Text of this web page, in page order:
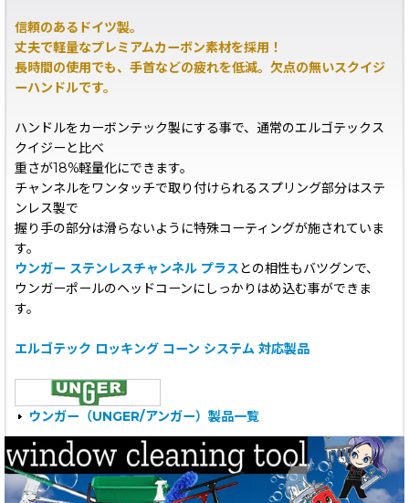
信頼のあるドイツ製。
丈夫で軽量なプレミアムカーボン素材を採用！
長時間の使用でも、手首などの疲れを低減。欠点の無いスクイジ
ーハンドルです。
ハンドルをカーボンテック製にする事で、通常のエルゴテックス
クイジーと比べ
重さが18%軽量化にできます。
チャンネルをワンタッチで取り付けられるスプリング部分はステ
ンレス製で
握り手の部分は滑らないように特殊コーティングが施されていま
す。
ウンガー ステンレスチャンネル プラスとの相性もバツグンで、
ウンガーポールのヘッドコーンにしっかりはめ込む事ができま
す。
エルゴテック ロッキング コーン システム 対応製品
ウンガー（UNGER/アンガー）製品一覧